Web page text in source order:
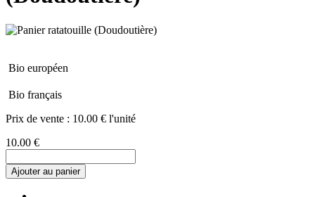
Bio européen
Bio français
Prix de vente : 10.00 € l'unité
10.00 €
Ajouter au panier